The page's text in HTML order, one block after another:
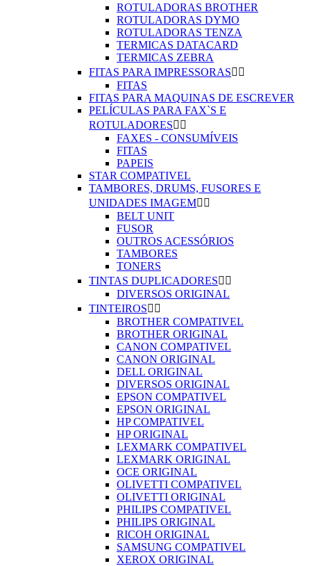
ROTULADORAS BROTHER
ROTULADORAS DYMO
ROTULADORAS TENZA
TERMICAS DATACARD
TERMICAS ZEBRA
FITAS PARA IMPRESSORAS 
FITAS
FITAS PARA MAQUINAS DE ESCREVER
PELÍCULAS PARA FAX`S E
ROTULADORES 
FAXES - CONSUMÍVEIS
FITAS
PAPEIS
STAR COMPATIVEL
TAMBORES, DRUMS, FUSORES E
UNIDADES IMAGEM 
BELT UNIT
FUSOR
OUTROS ACESSÓRIOS
TAMBORES
TONERS
TINTAS DUPLICADORES 
DIVERSOS ORIGINAL
TINTEIROS 
BROTHER COMPATIVEL
BROTHER ORIGINAL
CANON COMPATIVEL
CANON ORIGINAL
DELL ORIGINAL
DIVERSOS ORIGINAL
EPSON COMPATIVEL
EPSON ORIGINAL
HP COMPATIVEL
HP ORIGINAL
LEXMARK COMPATIVEL
LEXMARK ORIGINAL
OCE ORIGINAL
OLIVETTI COMPATIVEL
OLIVETTI ORIGINAL
PHILIPS COMPATIVEL
PHILIPS ORIGINAL
RICOH ORIGINAL
SAMSUNG COMPATIVEL
XEROX ORIGINAL